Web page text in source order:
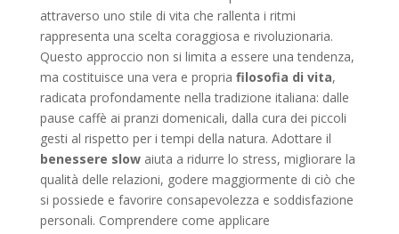
attraverso uno stile di vita che rallenta i ritmi
rappresenta una scelta coraggiosa e rivoluzionaria.
Questo approccio non si limita a essere una tendenza,
ma costituisce una vera e propria filosofia di vita,
radicata profondamente nella tradizione italiana: dalle
pause caffè ai pranzi domenicali, dalla cura dei piccoli
gesti al rispetto per i tempi della natura. Adottare il
benessere slowaiuta a ridurre lo stress, migliorare la
qualità delle relazioni, godere maggiormente di ciò che
si possiede e favorire consapevolezza e soddisfazione
personali. Comprendere come applicare